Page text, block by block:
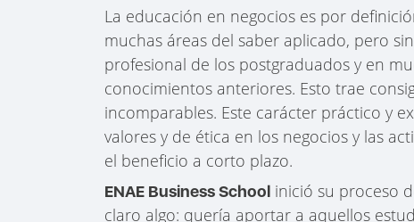
La educación en negocios es por
muchas áreas del saber aplicado, pero
profesional de los postgraduados y en
conocimientos anteriores. Esto trae
incomparables. Este carácter práctico y
valores y de ética en los negocios y las
el beneficio a corto plazo.
ENAE Business School inició su proceso
claro algo: quería aportar a aquellos